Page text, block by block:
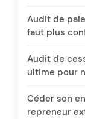
Audit de
faut plus
Audit de
ultime pour
Céder son
repreneur